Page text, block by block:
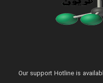
Our support Hotline is